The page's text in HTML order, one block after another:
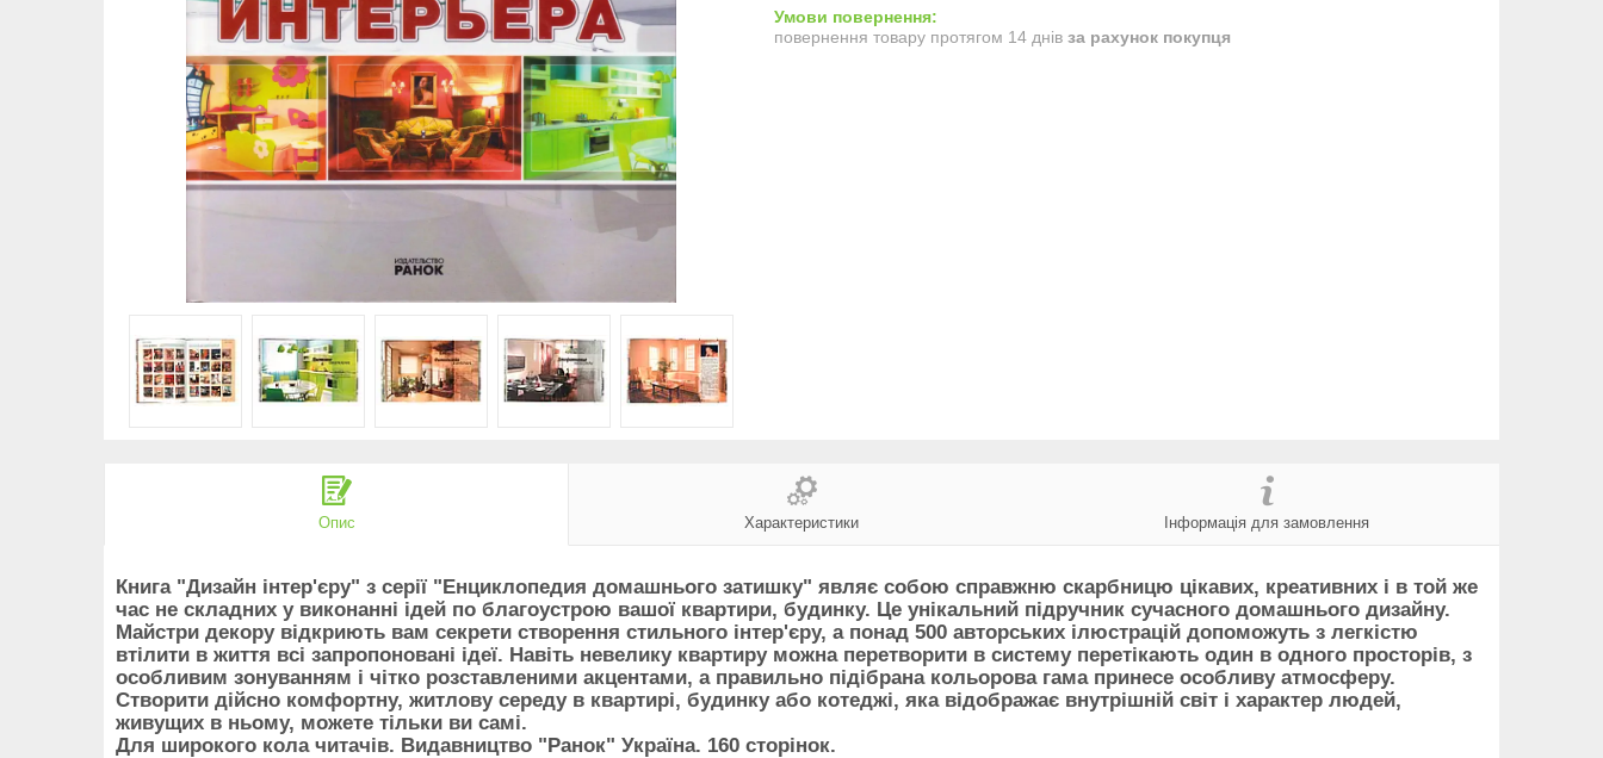
повернення товару протягом 14 днів за рахунок покупця
Опис Характеристики Інформація для замовлення
Книга "Дизайн інтер'єру" з серії "Енциклопедия домашнього затишку" являє собою справжню скарбницю цікавих, креативних і в той же
час не складних у виконанні ідей по благоустрою вашої квартири, будинку. Це унікальний підручник сучасного домашнього дизайну.
Майстри декору відкриють вам секрети створення стильного інтер'єру, а понад 500 авторських ілюстрацій допоможуть з легкістю
втілити в життя всі запропоновані ідеї. Навіть невелику квартиру можна перетворити в систему перетікають один в одного просторів, з
особливим зонуванням і чітко розставленими акцентами, а правильно підібрана кольорова гама принесе особливу атмосферу.
Створити дійсно комфортну, житлову середу в квартирі, будинку або котеджі, яка відображає внутрішній світ і характер людей,
живущих в ньому, можете тільки ви самі.
Для широкого кола читачів. Видавництво "Ранок" Україна. 160 сторінок.